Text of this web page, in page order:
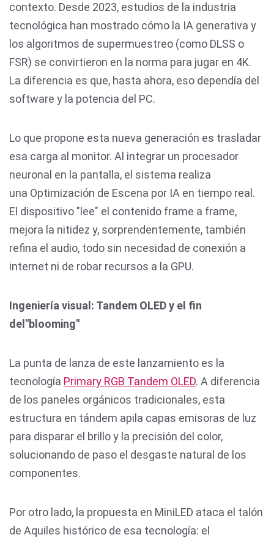
contexto. Desde 2023, estudios de la industria
tecnológica han mostrado cómo la IA generativa y
los algoritmos de supermuestreo (como DLSS o
FSR) se convirtieron en la norma para jugar en 4K.
La diferencia es que, hasta ahora, eso dependía del
software y la potencia del PC.
Lo que propone esta nueva generación es trasladar
esa carga al monitor. Al integrar un procesador
neuronal en la pantalla, el sistema realiza
una Optimización de Escena por IA en tiempo real.
El dispositivo "lee" el contenido frame a frame,
mejora la nitidez y, sorprendentemente, también
refina el audio, todo sin necesidad de conexión a
internet ni de robar recursos a la GPU.
Ingeniería visual: Tandem OLED y el fin
del"blooming"
La punta de lanza de este lanzamiento es la
tecnología Primary RGB Tandem OLED. A diferencia
de los paneles orgánicos tradicionales, esta
estructura en tándem apila capas emisoras de luz
para disparar el brillo y la precisión del color,
solucionando de paso el desgaste natural de los
componentes.
Por otro lado, la propuesta en MiniLED ataca el talón
de Aquiles histórico de esa tecnología: el